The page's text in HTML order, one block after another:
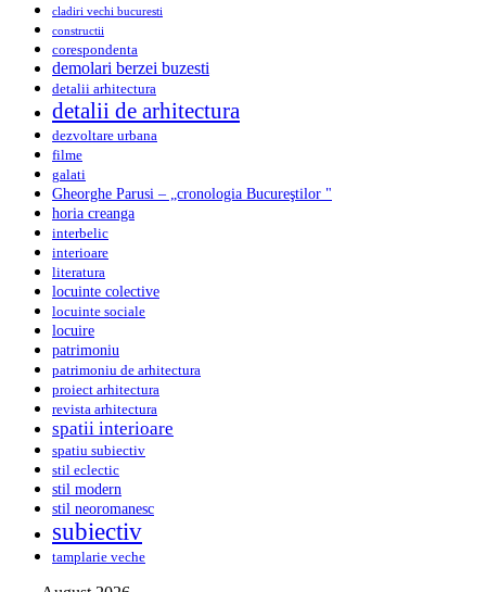
cladiri vechi bucuresti
constructii
corespondenta
demolari berzei buzesti
detalii arhitectura
detalii de arhitectura
dezvoltare urbana
filme
galati
Gheorghe Parusi – „cronologia Bucureştilor "
horia creanga
interbelic
interioare
literatura
locuinte colective
locuinte sociale
locuire
patrimoniu
patrimoniu de arhitectura
proiect arhitectura
revista arhitectura
spatii interioare
spatiu subiectiv
stil eclectic
stil modern
stil neoromanesc
subiectiv
tamplarie veche